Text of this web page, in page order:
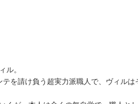
。
を請け負う超実力派職人で、ヴィル